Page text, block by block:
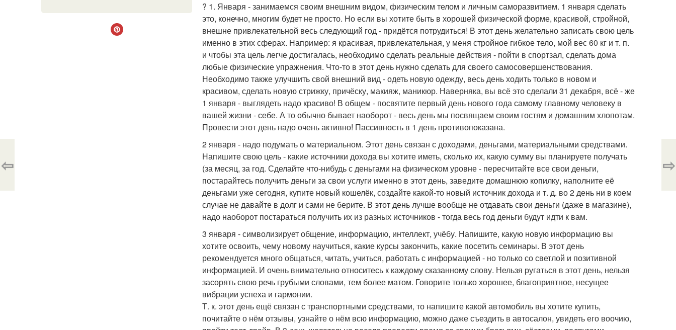
? 1. Января - занимаемся своим внешним видом, физическим телом и личным саморазвитием. 1 января сделать
это, конечно, многим будет не просто. Но если вы хотите быть в хорошей физической форме, красивой, стройной,
внешне привлекательной весь следующий год - придётся потрудиться! В этот день желательно записать свою цель
именно в этих сферах. Например: я красивая, привлекательная, у меня стройное гибкое тело, мой вес 60 кг и т. п.
и чтобы эта цель легче достигалась, необходимо сделать реальные действия - пойти в спортзал, сделать дома
любые физические упражнения. Что-то в этот день нужно сделать для своего самосовершенствования.
Необходимо также улучшить свой внешний вид - одеть новую одежду, весь день ходить только в новом и
красивом, сделать новую стрижку, причёску, макияж, маникюр. Наверняка, вы всё это сделали 31 декабря, всё - же
1 января - выглядеть надо красиво! В общем - посвятите первый день нового года самому главному человеку в
вашей жизни - себе. А то обычно бывает наоборот - весь день мы посвящаем своим гостям и домашним хлопотам.
Провести этот день надо очень активно! Пассивность в 1 день противопоказана.
2 января - надо подумать о материальном. Этот день связан с доходами, деньгами, материальными средствами.
Напишите свою цель - какие источники дохода вы хотите иметь, сколько их, какую сумму вы планируете получать
(за месяц, за год. Сделайте что-нибудь с деньгами на физическом уровне - пересчитайте все свои деньги,
постарайтесь получить деньги за свои услуги именно в этот день, заведите домашнюю копилку, наполните её
деньгами уже сегодня, купите новый кошелёк, создайте какой-то новый источник дохода и т. д. во 2 день ни в коем
случае не давайте в долг и сами не берите. В этот день лучше вообще не отдавать свои деньги (даже в магазине),
надо наоборот постараться получить их из разных источников - тогда весь год деньги будут идти к вам.
3 января - символизирует общение, информацию, интеллект, учёбу. Напишите, какую новую информацию вы
хотите освоить, чему новому научиться, какие курсы закончить, какие посетить семинары. В этот день
рекомендуется много общаться, читать, учиться, работать с информацией - но только со светлой и позитивной
информацией. И очень внимательно относитесь к каждому сказанному слову. Нельзя ругаться в этот день, нельзя
засорять свою речь грубыми словами, тем более матом. Говорите только хорошее, благоприятное, несущее
вибрации успеха и гармонии.
Т. к. этот день ещё связан с транспортными средствами, то напишите какой автомобиль вы хотите купить,
почитайте о нём отзывы, узнайте о нём всю информацию, можно даже съездить в автосалон, увидеть его воочию,
⇦ ⇨